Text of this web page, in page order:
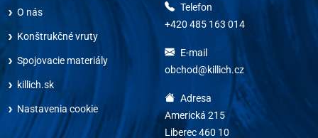
O nás
Konštrukčné vruty
Spojovacie materiály
killich.sk
Nastavenia cookie
Telefon
+420 485 163 014
E-mail
obchod@killich.cz
Adresa
Americká 215
Liberec 460 10